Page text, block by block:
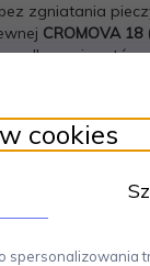
zgniatania
CROMOVA 18
dla pasjonatów
cookies
spersonalizowania